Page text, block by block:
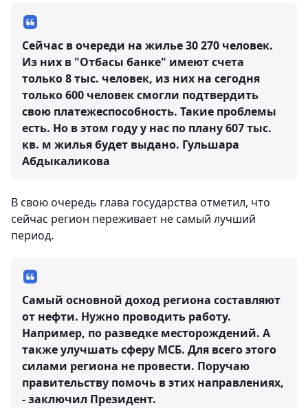
Сейчас в очереди на жилье 30 270 человек.
Из них в "Отбасы банке" имеют счета
только 8 тыс. человек, из них на сегодня
только 600 человек смогли подтвердить
свою платежеспособность. Такие проблемы
есть. Но в этом году у нас по плану 607 тыс.
кв. м жилья будет выдано. Гульшара
Абдыкаликова
В свою очередь глава государства отметил, что
сейчас регион переживает не самый лучший
период.
Самый основной доход региона составляют
от нефти. Нужно проводить работу.
Например, по разведке месторождений. А
также улучшать сферу МСБ. Для всего этого
силами региона не провести. Поручаю
правительству помочь в этих направлениях,
- заключил Президент.